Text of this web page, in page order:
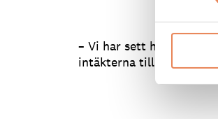
– Vi har sett hotell som
intäkterna till 15-16